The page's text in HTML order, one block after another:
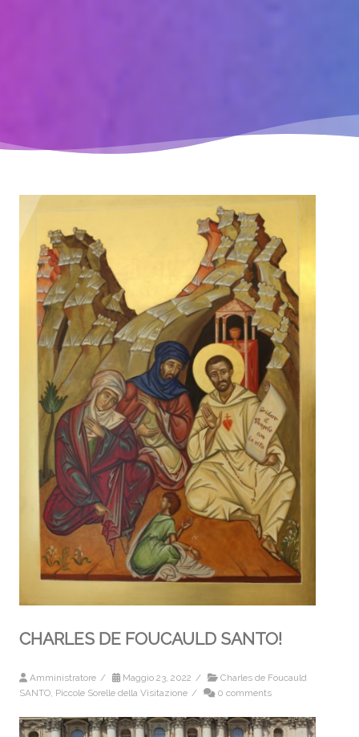
CHARLES DE FOUCAULD SANTO!
Amministratore / Maggio 23, 2022 /
Charles de Foucauld
SANTO Piccole Sorelle della Visitazione / 0 comments